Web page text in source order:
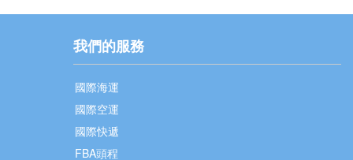
我們的服務
國際海運
國際空運
國際快遞
FBA頭程